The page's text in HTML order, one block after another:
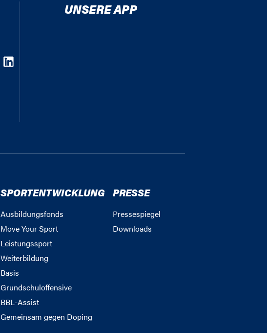
UNSERE APP
SPORTENTWICKLUNG
Ausbildungsfonds
Move Your Sport
Leistungssport
Weiterbildung
Basis
Grundschuloffensive
BBL-Assist
Gemeinsam gegen Doping
PRESSE
Pressespiegel
Downloads